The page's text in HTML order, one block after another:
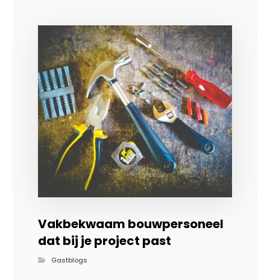
Vakbekwaam bouwpersoneel
dat bij je project past
Gastblogs